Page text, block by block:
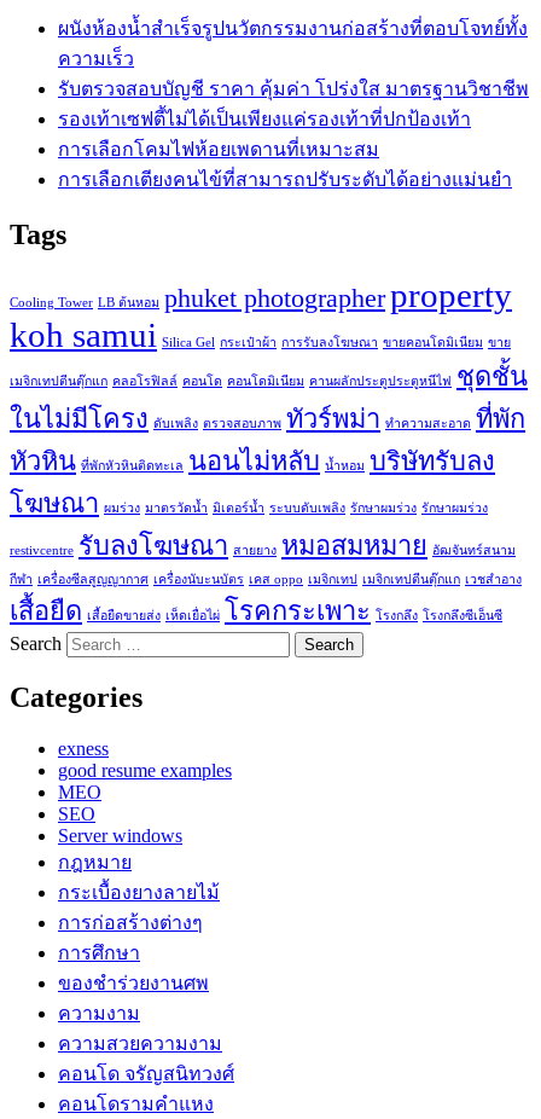
ผนังห้องน้ำสำเร็จรูปนวัตกรรมงานก่อสร้างที่ตอบโจทย์ทั้ง
ความเร็ว
รับตรวจสอบบัญชี ราคา คุ้มค่า โปร่งใส มาตรฐานวิชาชีพ
รองเท้าเซฟตี้ไม่ได้เป็นเพียงแค่รองเท้าที่ปกป้องเท้า
การเลือกโคมไฟห้อยเพดานที่เหมาะสม
การเลือกเตียงคนไข้ที่สามารถปรับระดับได้อย่างแม่นยำ
Tags
Cooling Tower LB ต้นหอม phuket photographerproperty
koh samui Silica Gel กระเป๋าผ้า การรับลงโฆษณา ขายคอนโดมิเนียม ขาย
เมจิกเทปตีนตุ๊กแก คลอโรฟิลล์ คอนโด คอนโดมิเนียม คานผลักประตูประตูหนีไฟ
ชุดชั้น
ในไม่มีโครง ดับเพลิง ตรวจสอบภาพ ทัวร์พม่า ทำความสะอาด ที่พัก
หัวหิน ที่พักหัวหินติดทะเล นอนไม่หลับ น้ำหอม บริษัทรับลง
โฆษณา ผมร่วง มาตรวัดน้ำ มิเตอร์น้ำ ระบบดับเพลิง รักษาผมร่วง รักษาผมร่วง
restivcentre รับลงโฆษณา สายยาง หมอสมหมาย อัฒจันทร์สนาม
กีฬา เครื่องซีลสูญญากาศ เครื่องนับะนบัตร เคส oppo เมจิกเทป เมจิกเทปตีนตุ๊กแก เวชสำอาง
เสื้อยืด เสื้อยืดขายส่ง เห็ดเยื่อไผ่ โรคกระเพาะ โรงกลึง โรงกลึงซีเอ็นซี
Search
Categories
exness
good resume examples
MEO
SEO
Server windows
กฎหมาย
กระเบื้องยางลายไม้
การก่อสร้างต่างๆ
การศึกษา
ของชำร่วยงานศพ
ความงาม
ความสวยความงาม
คอนโด จรัญสนิทวงศ์
คอนโดรามคำแหง